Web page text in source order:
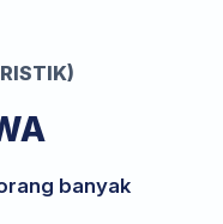
banyak